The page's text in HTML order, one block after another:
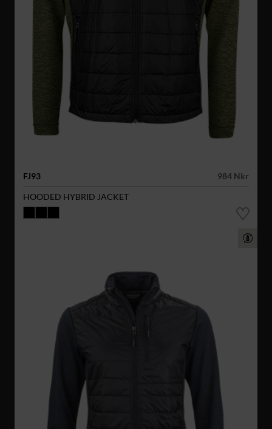
FJ93
984 Nkr
HOODED HYBRID JACKET